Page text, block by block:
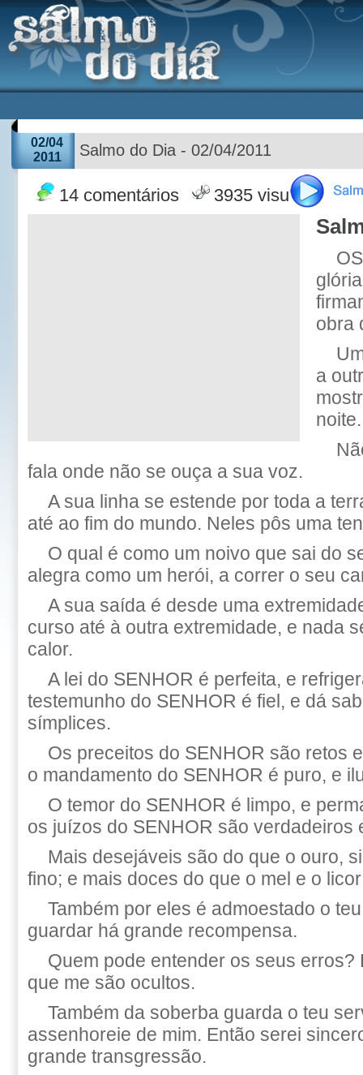
02/04
2011
Salmo do Dia - 02/04/2011
14 comentários 3935 visualizações
obra
a
noite.
fala onde não se ouça a sua voz.
A sua linha se estende por toda a
até ao fim do mundo. Neles pôs uma
O qual é como um noivo que sai do
alegra como um herói, a correr o seu
A sua saída é desde uma
curso até à outra extremidade, e nada
calor.
A lei do SENHOR é perfeita, e
testemunho do SENHOR é fiel, e dá
símplices.
Os preceitos do SENHOR são retos
o mandamento do SENHOR é puro, e
O temor do SENHOR é limpo, e
os juízos do SENHOR são verdadeiros
Mais desejáveis são do que o ouro,
fino; e mais doces do que o mel e o
Também por eles é admoestado o
guardar há grande recompensa.
Quem pode entender os seus erros?
que me são ocultos.
Também da soberba guarda o teu
assenhoreie de mim. Então serei
grande transgressão.